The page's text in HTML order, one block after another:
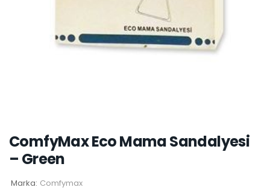
ComfyMax Eco Mama Sandalyesi
– Green
Marka: Comfymax